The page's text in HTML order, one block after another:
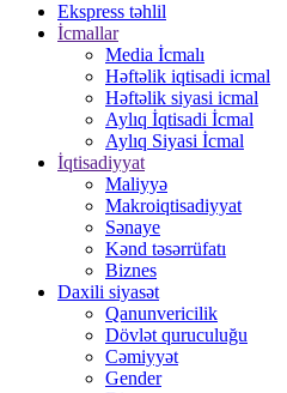
Ekspress təhlil
İcmallar
Media İcmalı
Həftəlik iqtisadi icmal
Həftəlik siyasi icmal
Aylıq İqtisadi İcmal
Aylıq Siyasi İcmal
İqtisadiyyat
Maliyyə
Makroiqtisadiyyat
Sənaye
Kənd təsərrüfatı
Biznes
Daxili siyasət
Qanunvericilik
Dövlət quruculuğu
Cəmiyyət
Gender